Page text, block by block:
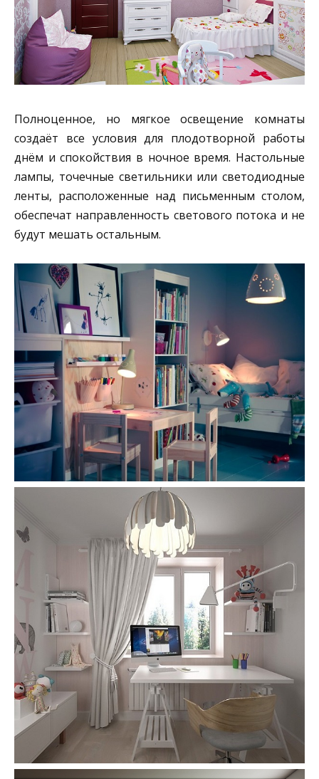
Полноценное, но мягкое освещение комнаты
создаёт все условия для плодотворной работы
днём и спокойствия в ночное время. Настольные
лампы, точечные светильники или светодиодные
ленты, расположенные над письменным столом,
обеспечат направленность светового потока и не
будут мешать остальным.